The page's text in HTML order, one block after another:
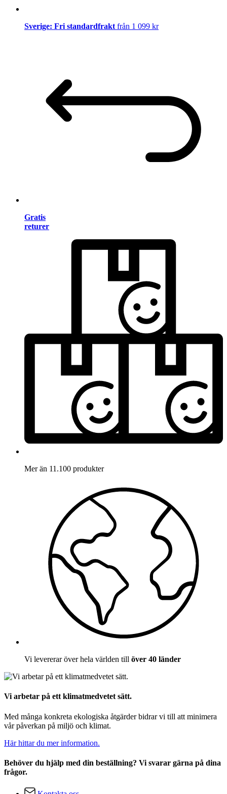
Sverige: Fri standardfrakt från 1 099 kr
Gratis
returer
Mer än 11.100 produkter
Vi levererar över hela världen till över 40 länder
Vi arbetar på ett klimatmedvetet sätt.
Med många konkreta ekologiska åtgärder bidrar vi till att minimera
vår påverkan på miljö och klimat.
Här hittar du mer information.
Behöver du hjälp med din beställning? Vi svarar gärna på dina
frågor.